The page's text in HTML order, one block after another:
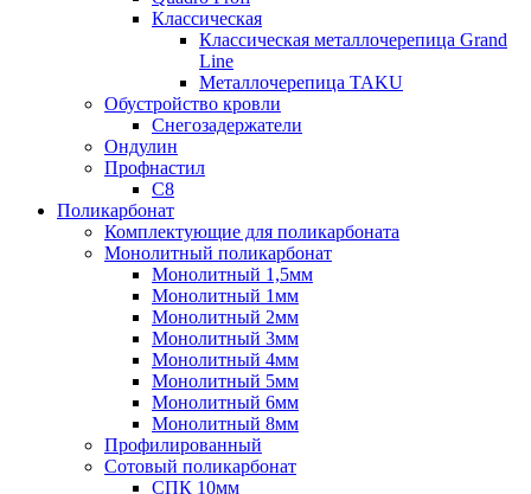
Классическая
Классическая металлочерепица Grand
Line
Металлочерепица TAKU
Обустройство кровли
Снегозадержатели
Ондулин
Профнастил
С8
Поликарбонат
Комплектующие для поликарбоната
Монолитный поликарбонат
Монолитный 1,5мм
Монолитный 1мм
Монолитный 2мм
Монолитный 3мм
Монолитный 4мм
Монолитный 5мм
Монолитный 6мм
Монолитный 8мм
Профилированный
Сотовый поликарбонат
СПК 10мм